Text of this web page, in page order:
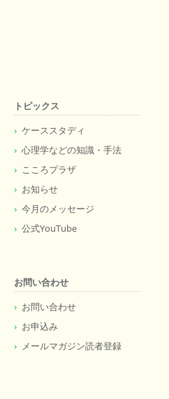
トピックス
ケーススタディ
心理学などの知識・手法
こころプラザ
お知らせ
今月のメッセージ
公式YouTube
お問い合わせ
お問い合わせ
お申込み
メールマガジン読者登録